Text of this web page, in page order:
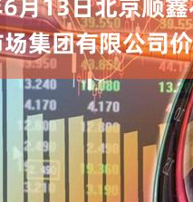
1.02% 深证